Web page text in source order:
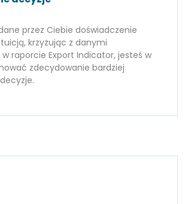
przez Ciebie doświadczenie
krzyżując z danymi
raporcie Export Indicator, jesteś w
zdecydowanie bardziej